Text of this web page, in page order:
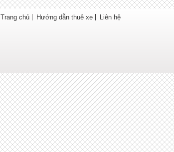
Trang chủ Hướng dẫn thuê xe Liên hệ